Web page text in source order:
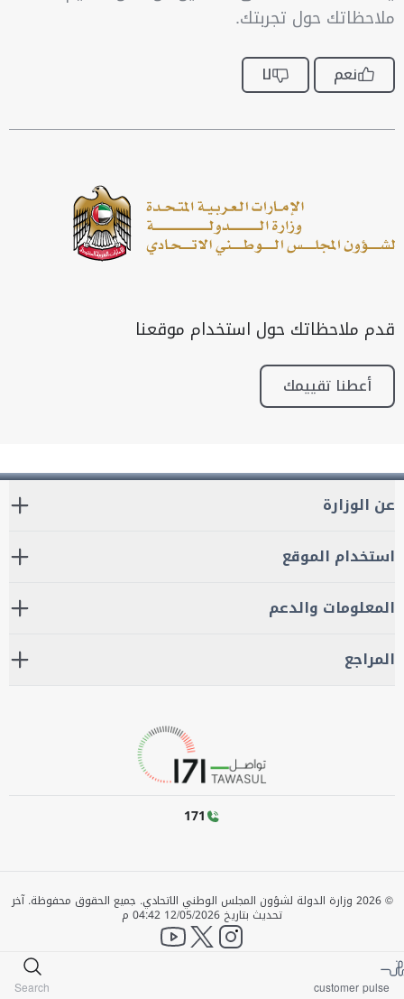
ملاحظاتك حول تجربتك.
نعم لا
قدم ملاحظاتك حول استخدام موقعنا
أعطنا تقييمك
عن الوزارة
استخدام الموقع
المعلومات والدعم
المراجع
171
©
2026 وزارة الدولة لشؤون المجلس الوطني الاتحادي. جميع الحقوق محفوظة.آخر
تحديث بتاريخ 12/05/2026 04:42 م
instagram
twitter
YouTube
customer pulse
Search